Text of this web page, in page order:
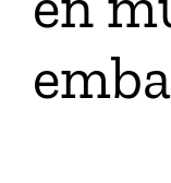
Tienda Virtual
Buscar